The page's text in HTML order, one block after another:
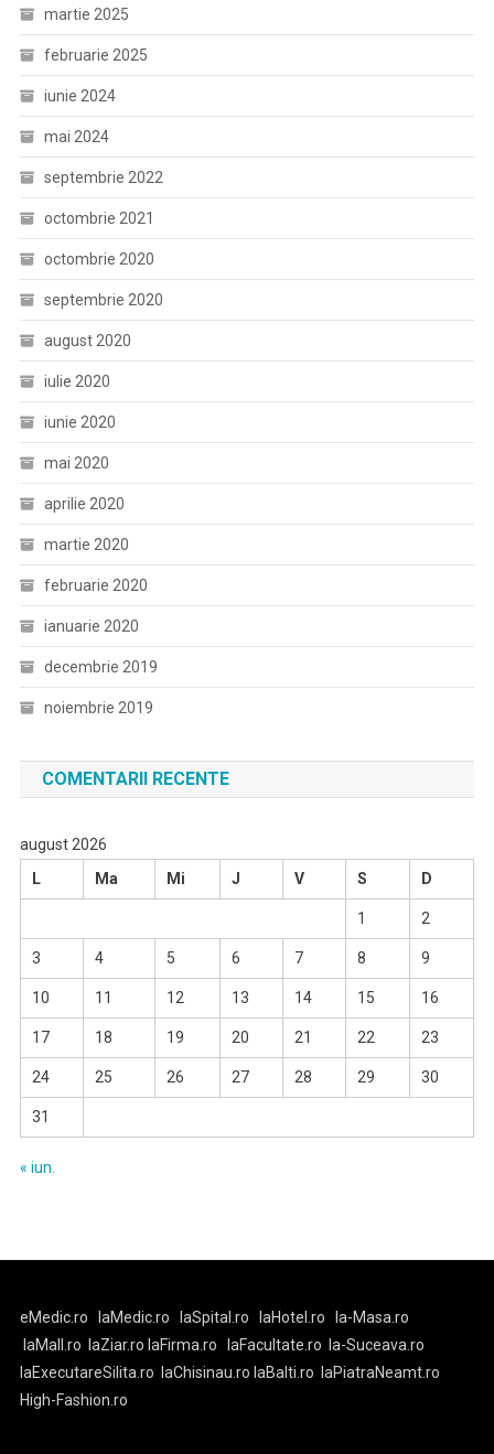
martie 2025
februarie 2025
iunie 2024
mai 2024
septembrie 2022
octombrie 2021
octombrie 2020
septembrie 2020
august 2020
iulie 2020
iunie 2020
mai 2020
aprilie 2020
martie 2020
februarie 2020
ianuarie 2020
decembrie 2019
noiembrie 2019
COMENTARII RECENTE
august 2026
L
Ma Mi J V S D
1 2
3 4 5 6 7 8 9
10 11 12 13 14 15 16
17 18 19 20 21 22 23
24 25 26 27 28 29 30
31
« iun.
eMedic.ro laMedic.ro laSpital.ro laHotel.ro
la-Masa.ro
laMall.ro
laZiar.ro laFirma.ro laFacultate.ro
la-Suceava.ro
laExecutareSilita.ro
laChisinau.ro laBalti.ro
laPiatraNeamt.ro
High-Fashion.ro